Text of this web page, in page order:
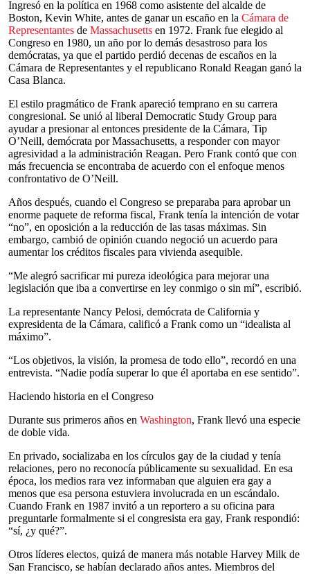
Ingresó en la política en 1968 como asistente del alcalde de
Boston, Kevin White, antes de ganar un escaño en la Cámara de
Representantes de Massachusetts en 1972. Frank fue elegido al
Congreso en 1980, un año por lo demás desastroso para los
demócratas, ya que el partido perdió decenas de escaños en la
Cámara de Representantes y el republicano Ronald Reagan ganó la
Casa Blanca.
El estilo pragmático de Frank apareció temprano en su carrera
congresional. Se unió al liberal Democratic Study Group para
ayudar a presionar al entonces presidente de la Cámara, Tip
O’Neill, demócrata por Massachusetts, a responder con mayor
agresividad a la administración Reagan. Pero Frank contó que con
más frecuencia se encontraba de acuerdo con el enfoque menos
confrontativo de O’Neill.
Años después, cuando el Congreso se preparaba para aprobar un
enorme paquete de reforma fiscal, Frank tenía la intención de votar
“no”, en oposición a la reducción de las tasas máximas. Sin
embargo, cambió de opinión cuando negoció un acuerdo para
aumentar los créditos fiscales para vivienda asequible.
“Me alegró sacrificar mi pureza ideológica para mejorar una
legislación que iba a convertirse en ley conmigo o sin mí”, escribió.
La representante Nancy Pelosi, demócrata de California y
expresidenta de la Cámara, calificó a Frank como un “idealista al
máximo”.
“Los objetivos, la visión, la promesa de todo ello”, recordó en una
entrevista. “Nadie podía superar lo que él aportaba en ese sentido”.
Haciendo historia en el Congreso
Durante sus primeros años en Washington, Frank llevó una especie
de doble vida.
En privado, socializaba en los círculos gay de la ciudad y tenía
relaciones, pero no reconocía públicamente su sexualidad. En esa
época, los medios rara vez informaban que alguien era gay a
menos que esa persona estuviera involucrada en un escándalo.
Cuando Frank en 1987 invitó a un reportero a su oficina para
preguntarle formalmente si el congresista era gay, Frank respondió:
“sí, ¿y qué?”.
Otros líderes electos, quizá de manera más notable Harvey Milk de
San Francisco, se habían declarado años antes. Miembros del